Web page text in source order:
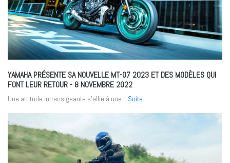
YAMAHA PRÉSENTE SA NOUVELLE MT-07 2023 ET DES MODÈLES QUI
FONT LEUR RETOUR- 8 NOVEMBRE 2022
Une attitude intransigeante s’allie à une... Suite